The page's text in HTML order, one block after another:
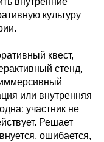
культуру
квест,
стенд,
или внутренняя
участник не
Решает
ошибается,